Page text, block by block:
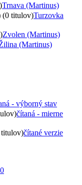
Trnava (Martinus)
(0 titulov)Turzovka
Zvolen (Martinus)
(Martinus)
- výborný stav
čítaná - mierne
titulov)čítané verzie